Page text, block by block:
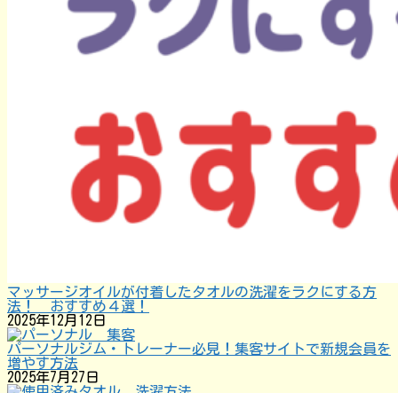
マッサージオイルが付着したタオルの洗濯をラクにする方
法！ おすすめ４選！
2025年12月12日
パーソナルジム・トレーナー必見！集客サイトで新規会員を
増やす方法
2025年7月27日